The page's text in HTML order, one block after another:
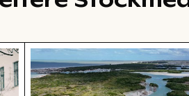
Verkehrsschild in
Luftaufnahme von Isla